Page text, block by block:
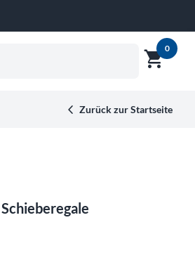
shopping_cart0
Zurück zur Startseite
Schieberegale